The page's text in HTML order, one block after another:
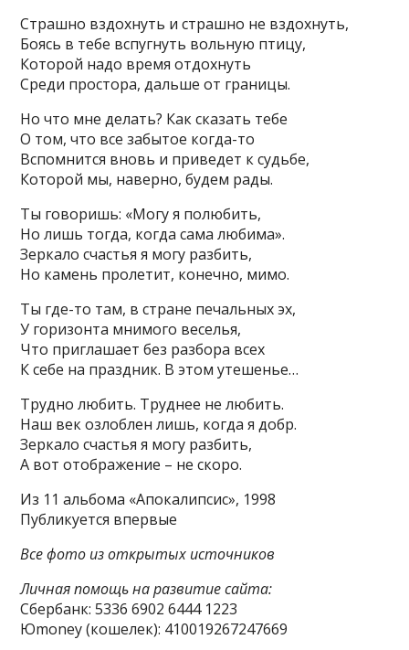
Страшно вздохнуть и страшно не вздохнуть,
Боясь в тебе вспугнуть вольную птицу,
Которой надо время отдохнуть
Среди простора, дальше от границы.
Но что мне делать? Как сказать тебе
О том, что все забытое когда-то
Вспомнится вновь и приведет к судьбе,
Которой мы, наверно, будем рады.
Ты говоришь: «Могу я полюбить,
Но лишь тогда, когда сама любима».
Зеркало счастья я могу разбить,
Но камень пролетит, конечно, мимо.
Ты где-то там, в стране печальных эх,
У горизонта мнимого веселья,
Что приглашает без разбора всех
К себе на праздник. В этом утешенье…
Трудно любить. Труднее не любить.
Наш век озлоблен лишь, когда я добр.
Зеркало счастья я могу разбить,
А вот отображение – не скоро.
Из 11 альбома «Апокалипсис», 1998
Публикуется впервые
Все фото из открытых источников
Личная помощь на развитие сайта:
Сбербанк: 5336 6902 6444 1223
Юmoney (кошелек): 410019267247669